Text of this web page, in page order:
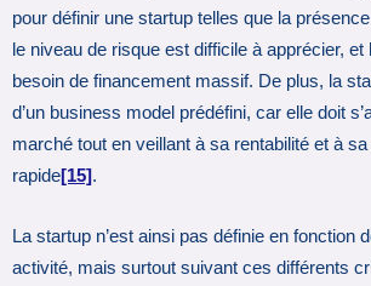
pour définir une startup telles que la
le niveau de risque est difficile à apprécier, et
besoin de financement massif. De plus, la
d’un business model prédéfini, car elle doit
marché tout en veillant à sa rentabilité et à
rapide[15].
La startup n’est ainsi pas définie en fonction
activité, mais surtout suivant ces différents